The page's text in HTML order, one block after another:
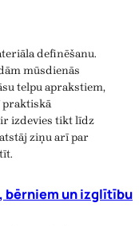
definēšanu.
mūsdienās
telpu aprakstiem,
praktiskā
izdevies tikt līdz
ziņu arī par
bērniem un izglītību